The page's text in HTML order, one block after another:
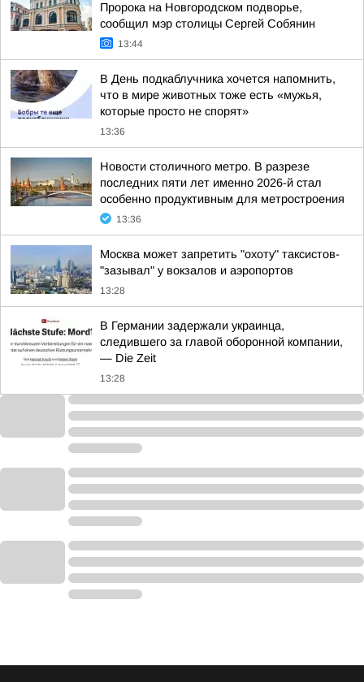
Пророка на Новгородском подворье,
сообщил мэр столицы Сергей Собянин
13:44
В День подкаблучника хочется напомнить,
что в мире животных тоже есть «мужья,
которые просто не спорят»
13:36
Новости столичного метро. В разрезе
последних пяти лет именно 2026-й стал
особенно продуктивным для метростроения
13:36
Москва может запретить "охоту" таксистов-
"зазывал" у вокзалов и аэропортов
13:28
В Германии задержали украинца,
следившего за главой оборонной компании,
— Die Zeit
13:28